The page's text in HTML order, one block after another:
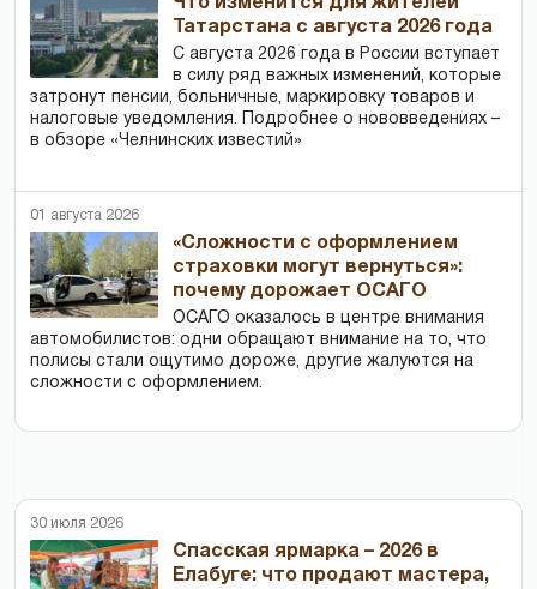
Что изменится для жителей
Татарстана с августа 2026 года
С августа 2026 года в России вступает
в силу ряд важных изменений, которые
затронут пенсии, больничные, маркировку товаров и
налоговые уведомления. Подробнее о нововведениях –
в обзоре «Челнинских известий»
01 августа 2026
«Сложности с оформлением
страховки могут вернуться»:
почему дорожает ОСАГО
ОСАГО оказалось в центре внимания
автомобилистов: одни обращают внимание на то, что
полисы стали ощутимо дороже, другие жалуются на
сложности с оформлением.
30 июля 2026
Спасская ярмарка – 2026 в
Елабуге: что продают мастера,